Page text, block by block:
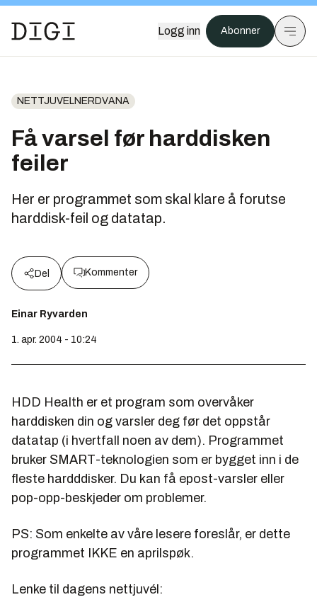
Logg inn Abonner
NETTJUVELNERDVANA
Få varsel før harddisken
feiler
Her er programmet som skal klare å forutse
harddisk-feil og datatap.
Del Kommenter
Einar Ryvarden
1. apr. 2004 - 10:24
HDD Health er et program som overvåker
harddisken din og varsler deg før det oppstår
datatap (i hvertfall noen av dem). Programmet
bruker SMART-teknologien som er bygget inn i de
fleste hardddisker. Du kan få epost-varsler eller
pop-opp-beskjeder om problemer.
PS: Som enkelte av våre lesere foreslår, er dette
programmet IKKE en aprilspøk.
Lenke til dagens nettjuvél: